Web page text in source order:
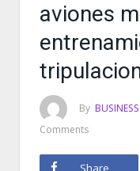
aviones
By
Comments
Share